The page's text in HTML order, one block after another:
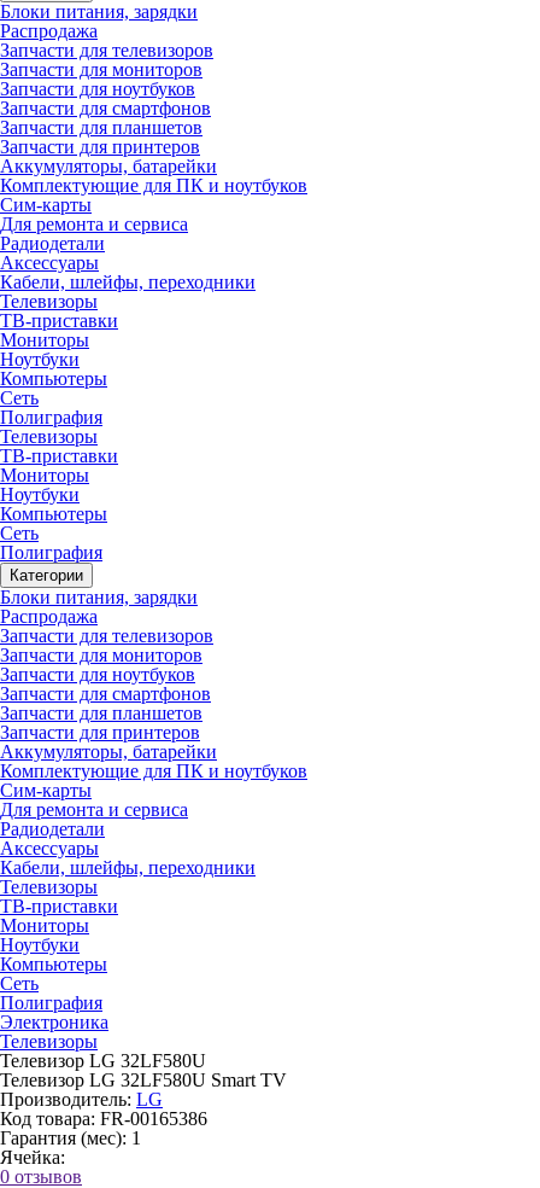
Блоки питания, зарядки
Распродажа
Запчасти для телевизоров
Запчасти для мониторов
Запчасти для ноутбуков
Запчасти для смартфонов
Запчасти для планшетов
Запчасти для принтеров
Аккумуляторы, батарейки
Комплектующие для ПК и ноутбуков
Сим-карты
Для ремонта и сервиса
Радиодетали
Аксессуары
Кабели, шлейфы, переходники
Телевизоры
ТВ-приставки
Мониторы
Ноутбуки
Компьютеры
Сеть
Полиграфия
Телевизоры
ТВ-приставки
Мониторы
Ноутбуки
Компьютеры
Сеть
Полиграфия
Категории
Блоки питания, зарядки
Распродажа
Запчасти для телевизоров
Запчасти для мониторов
Запчасти для ноутбуков
Запчасти для смартфонов
Запчасти для планшетов
Запчасти для принтеров
Аккумуляторы, батарейки
Комплектующие для ПК и ноутбуков
Сим-карты
Для ремонта и сервиса
Радиодетали
Аксессуары
Кабели, шлейфы, переходники
Телевизоры
ТВ-приставки
Мониторы
Ноутбуки
Компьютеры
Сеть
Полиграфия
Электроника
Телевизоры
Телевизор LG 32LF580U
Телевизор LG 32LF580U Smart TV
Производитель: LG
Код товара: FR-00165386
Гарантия (мес): 1
Ячейка:
0 отзывов